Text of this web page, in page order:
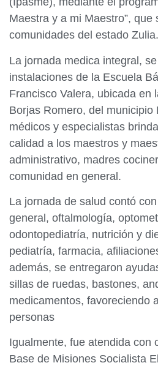
Maestra y a mi Maestro”,
comunidades del estado Zulia.
La jornada medica integral,
instalaciones de la Escuela
Francisco Valera, ubicada en
Borjas Romero, del municipio
médicos y especialistas
calidad a los maestros y
administrativo, madres
comunidad en general.
La jornada de salud contó
general, oftalmología,
odontopediatría, nutrición y
pediatría, farmacia,
además, se entregaron
sillas de ruedas, bastones,
medicamentos, favoreciendo
personas
Igualmente, fue atendida con
Base de Misiones Socialista